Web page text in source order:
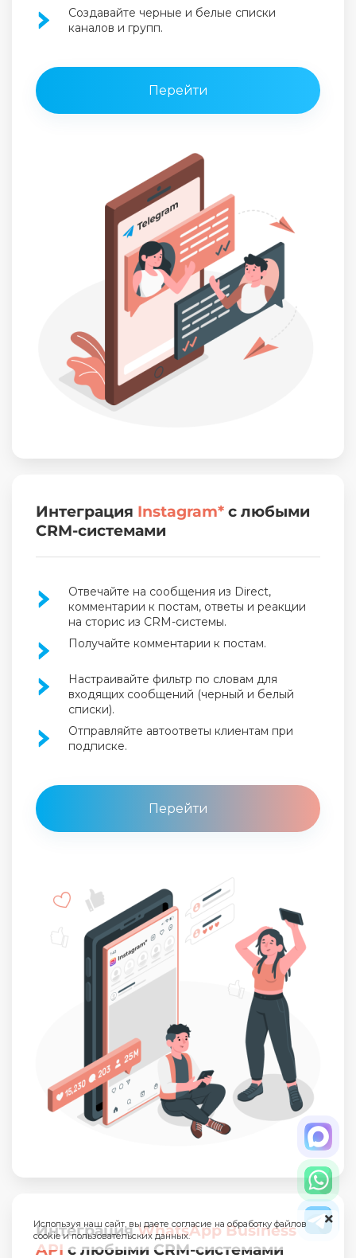
Создавайте черные и белые списки
каналов и групп.
Перейти
Интеграция Instagram* с любыми
CRM-системами
Отвечайте на сообщения из Direct,
комментарии к постам, ответы и реакции
на сторис из CRM-системы.
Получайте комментарии к постам.
Настраивайте фильтр по словам для
входящих сообщений (черный и белый
списки).
Отправляйте автоответы клиентам при
подписке.
Перейти
ИнтеграцияWhatsApp Business
API с любыми CRM-системами
Используя наш сайт, вы даете согласие на обработку файлов
cookie и пользовательских данных.